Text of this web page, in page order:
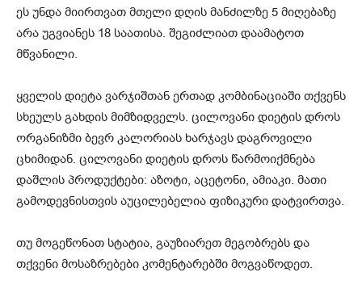
ეს უნდა მიირთვათ მთელი დღის მანძილზე 5 მიღებაზე
არა უგვიანეს 18 საათისა. შეგიძლიათ დაამატოთ
მწვანილი.
ყველის დიეტა ვარჯიშთან ერთად კომბინაციაში თქვენს
სხეულს გახდის მიმზიდველს. ცილოვანი დიეტის დროს
ორგანიზმი ბევრ კალორიას ხარჯავს დაგროვილი
ცხიმიდან. ცილოვანი დიეტის დროს წარმოიქმნება
დაშლის პროდუქტები: აზოტი, აცეტონი, ამიაკი. მათი
გამოდევნისთვის აუცილებელია ფიზიკური დატვირთვა.
თუ მოგეწონათ სტატია, გაუზიარეთ მეგობრებს და
თქვენი მოსაზრებები კომენტარებში მოგვაწოდეთ.